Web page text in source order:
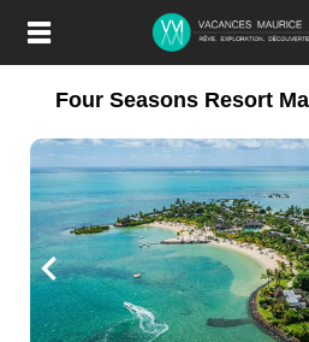
Contenu
Four Seasons Resort